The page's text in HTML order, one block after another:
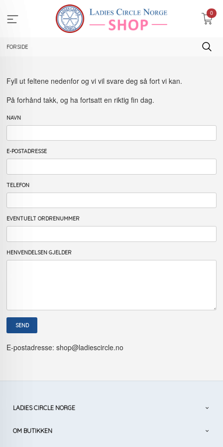
innholdet
0
FORSIDE
Fyll ut feltene nedenfor og vi vil svare deg så fort vi kan.
På forhånd takk, og ha fortsatt en riktig fin dag.
NAVN
E-POSTADRESSE
TELEFON
EVENTUELT ORDRENUMMER
HENVENDELSEN GJELDER
E-postadresse: shop@ladiescircle.no
LADIES CIRCLE NORGE
OM BUTIKKEN